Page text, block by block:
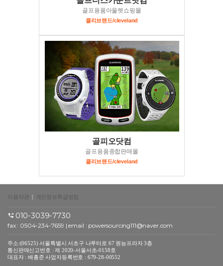
골프용품아울렛쇼핑몰
클리브랜드/cleveland
골피오닷컴
골프용품종합판매몰
클리브랜드/cleveland
이용약관 | 개인정보취급방침
010-3039-7730
fax : 0504-234-7659 | email : powersourcing111@naver.com
주소:(06525) 서울특별시 서초구 나루터로 67 원능프라자 3층
통신판매신고번호 : 제 2020-서울서초-0158호
대표자 : 배흥준 사업자등록번호 : 679-28-00552